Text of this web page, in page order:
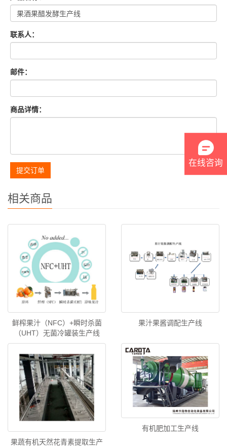
联系人：
邮件：
商品详情：
提交订单
相关商品
鲜榨果汁（NFC）+瞬时杀菌
（UHT）无菌冷罐装生产线
果汁果酱调配生产线
果蔬有机天然花青素提取生产
有机肥加工生产线
在线咨询